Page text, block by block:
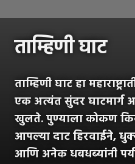
ताम्हिणी घाट
ताम्हिणी घाट हा
एक अत्यंत सुंदर घाटमार्ग
खुलते. पुण्याला कोकण
आपल्या दाट हिरवाईने,
आणि अनेक धबधब्यांनी